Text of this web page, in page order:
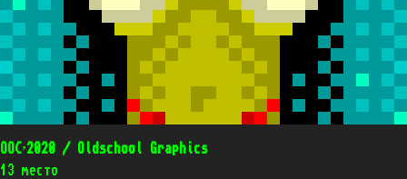
OOC’2020 / Oldschool Graphics
13 место